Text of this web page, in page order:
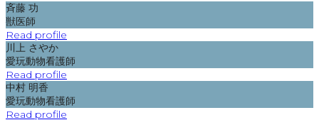
斉藤 功
獣医師
Read profile
川上 さやか
愛玩動物看護師
Read profile
中村 明香
愛玩動物看護師
Read profile